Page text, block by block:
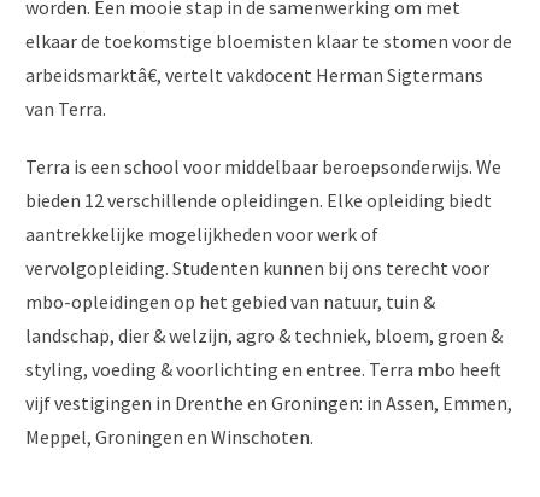
worden. Een mooie stap in de samenwerking om met
elkaar de toekomstige bloemisten klaar te stomen voor de
arbeidsmarktâ€, vertelt vakdocent Herman Sigtermans
van Terra.
Terra is een school voor middelbaar beroepsonderwijs. We
bieden 12 verschillende opleidingen. Elke opleiding biedt
aantrekkelijke mogelijkheden voor werk of
vervolgopleiding. Studenten kunnen bij ons terecht voor
mbo-opleidingen op het gebied van natuur, tuin &
landschap, dier & welzijn, agro & techniek, bloem, groen &
styling, voeding & voorlichting en entree. Terra mbo heeft
vijf vestigingen in Drenthe en Groningen: in Assen, Emmen,
Meppel, Groningen en Winschoten.